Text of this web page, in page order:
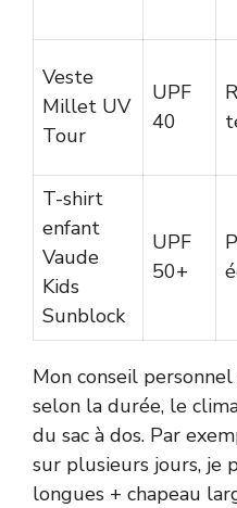
Veste
Millet UV
Tour
UPF
40
T-shirt
enfant
Vaude
Kids
Sunblock
UPF
50+
Mon conseil
selon la durée, le
du sac à dos. Par
sur plusieurs jours, je
longues + chapeau